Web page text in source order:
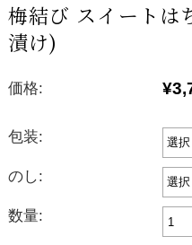
梅結び スイートは
漬け)
価格:
包装:
のし:
数量: